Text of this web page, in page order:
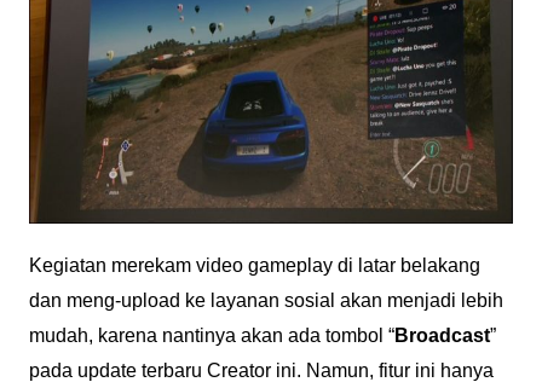
Kegiatan merekam video gameplay di latar belakang
dan meng-upload ke layanan sosial akan menjadi lebih
mudah, karena nantinya akan ada tombol “Broadcast”
pada update terbaru Creator ini. Namun, fitur ini hanya